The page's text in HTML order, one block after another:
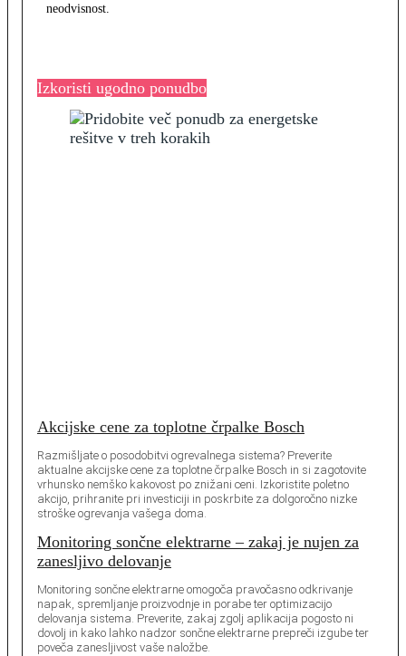
neodvisnost.
Izkoristi ugodno ponudbo
Akcijske cene za toplotne črpalke Bosch
Razmišljate o posodobitvi ogrevalnega sistema? Preverite
aktualne akcijske cene za toplotne črpalke Bosch in si zagotovite
vrhunsko nemško kakovost po znižani ceni. Izkoristite poletno
akcijo, prihranite pri investiciji in poskrbite za dolgoročno nizke
stroške ogrevanja vašega doma.
Monitoring sončne elektrarne – zakaj je nujen za
zanesljivo delovanje
Monitoring sončne elektrarne omogoča pravočasno odkrivanje
napak, spremljanje proizvodnje in porabe ter optimizacijo
delovanja sistema. Preverite, zakaj zgolj aplikacija pogosto ni
dovolj in kako lahko nadzor sončne elektrarne prepreči izgube ter
poveča zanesljivost vaše naložbe.